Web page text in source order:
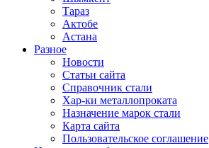
Тараз
Актобе
Астана
Разное
Новости
Статьи сайта
Справочник стали
Хар-ки металлопроката
Назначение марок стали
Карта сайта
Пользовательское соглашение